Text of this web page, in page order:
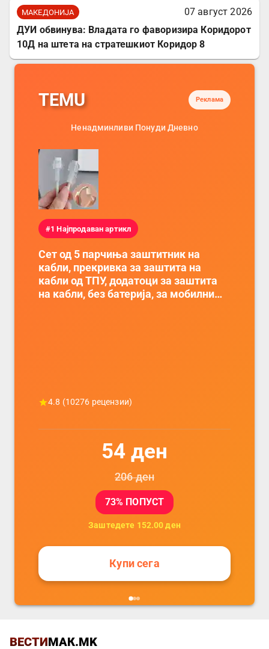
МАКЕДОНИЈА
07 август 2026
ДУИ обвинува: Владата го фаворизира Коридорот
10Д на штета на стратешкиот Коридор 8
TEMU Реклама
Ненадминливи Понуди Дневно
#1 Најпродаван артикл
Сет од 5 парчиња заштитник на
кабли, прекривка за заштита на
кабли од ТПУ, додатоци за заштита
на кабли, без батерија, за мобилни
4.8 (10276 рецензии)
54 ден
206ден
73% ПОПУСТ
Заштедете 152.00 ден
Купи сега
ВЕСТИМАК.MK